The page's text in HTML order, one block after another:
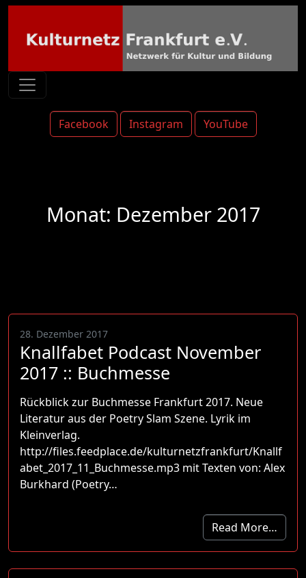
Facebook Instagram YouTube
Monat: Dezember 2017
28. Dezember 2017
Knallfabet Podcast November
2017 :: Buchmesse
Rückblick zur Buchmesse Frankfurt 2017. Neue
Literatur aus der Poetry Slam Szene. Lyrik im
Kleinverlag.
http://files.feedplace.de/kulturnetzfrankfurt/Knallf
abet_2017_11_Buchmesse.mp3 mit Texten von: Alex
Burkhard (Poetry…
Read More…